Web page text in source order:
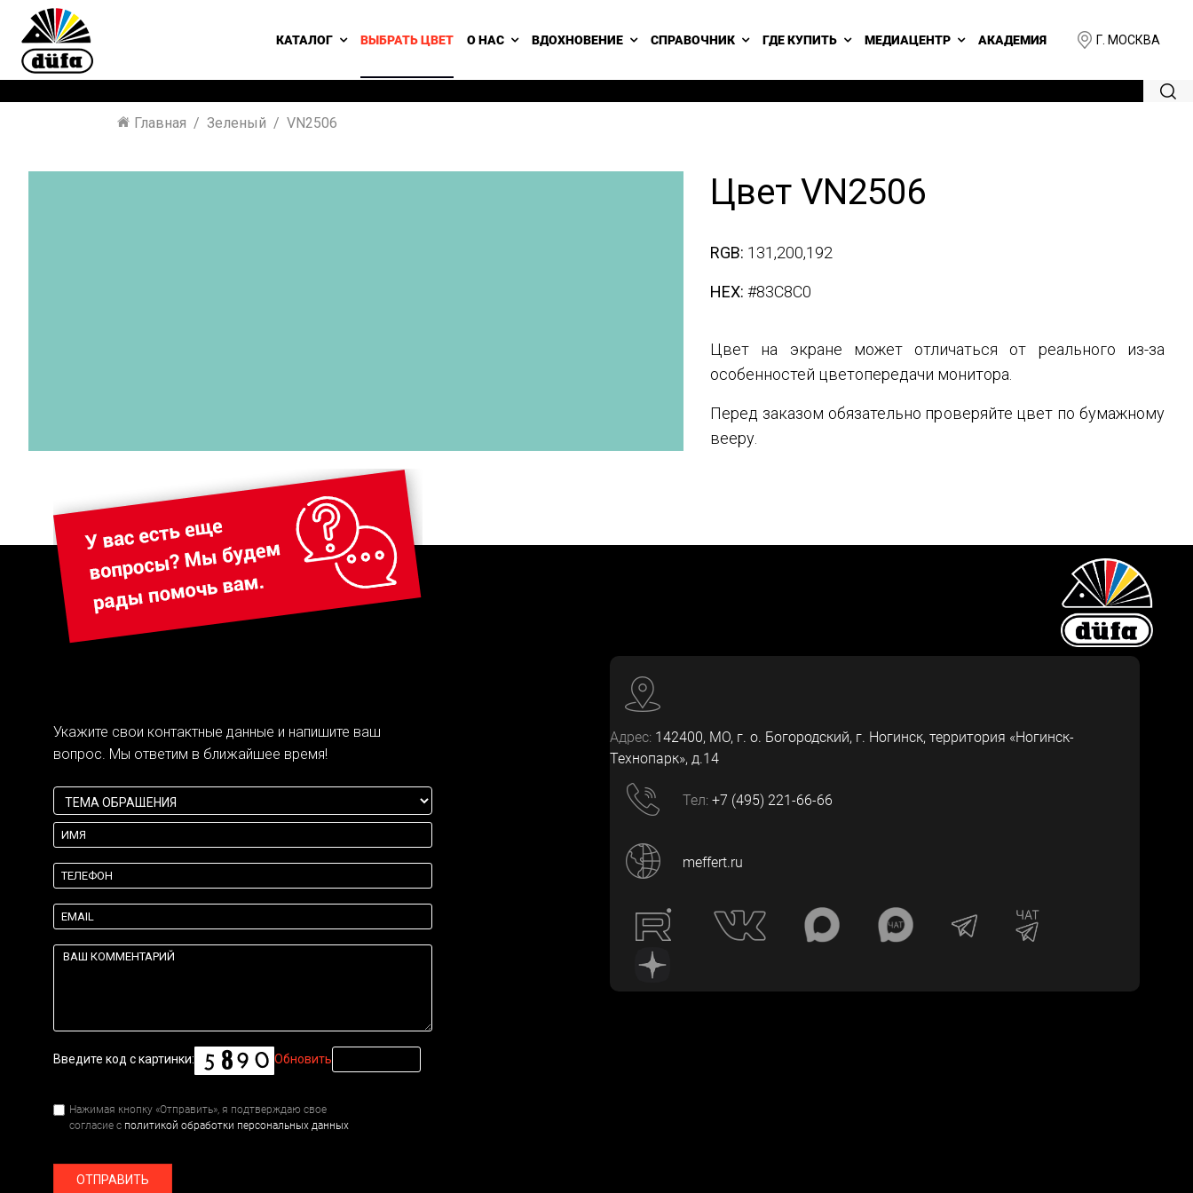
Г. МОСКВА
КАТАЛОГ ВЫБРАТЬ ЦВЕТ О НАС ВДОХНОВЕНИЕ СПРАВОЧНИК ГДЕ КУПИТЬ МЕДИАЦЕНТР АКАДЕМИЯ
Главная Зеленый VN2506
Цвет VN2506
RGB: 131,200,192
HEX: #83C8C0
Цвет на экране может отличаться от реального из-за
особенностей цветопередачи монитора.
Перед заказом обязательно проверяйте цвет по бумажному
вееру.
Укажите свои контактные данные и напишите ваш
вопрос. Мы ответим в ближайшее время!
Введите код с картинки: Обновить
Нажимая кнопку «Отправить», я подтверждаю свое
согласие с политикой обработки персональных данных
ОТПРАВИТЬ
Адрес: 142400, МО, г. о. Богородский, г. Ногинск, территория «Ногинск-
Технопарк», д.14
Тел: +7 (495) 221-66-66
meffert.ru